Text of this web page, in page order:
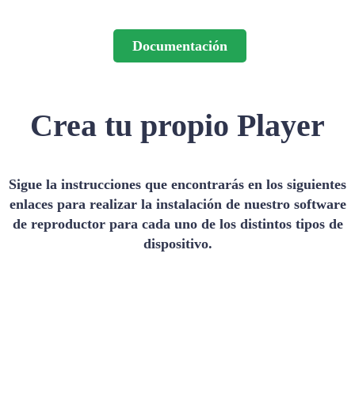
Documentación
Crea tu propio Player
Sigue la instrucciones que encontrarás en los siguientes
enlaces para realizar la instalación de nuestro software
de reproductor para cada uno de los distintos tipos de
dispositivo.